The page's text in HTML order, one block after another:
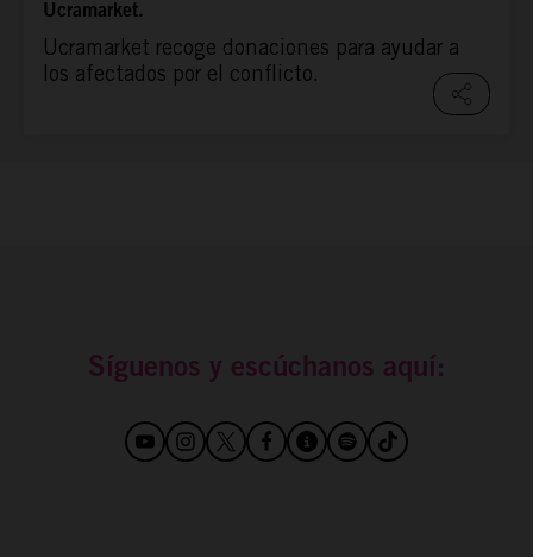
Ucramarket.
Ucramarket recoge donaciones para ayudar a
los afectados por el conflicto.
Síguenos y escúchanos aquí: